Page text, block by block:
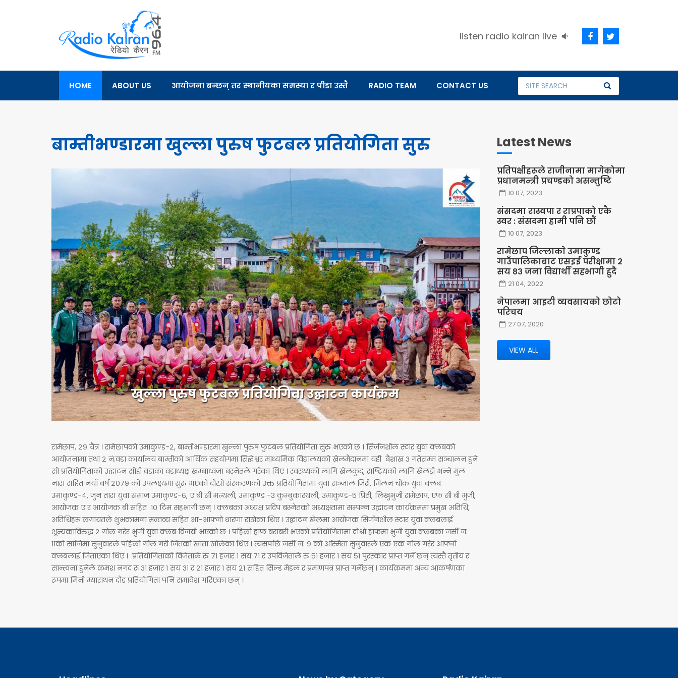
listen radio kairan live
HOME ABOUT US आयोजना बन्छन् तर स्थानीयका समस्या र पीडा उस्तै RADIO TEAM CONTACT US
बाम्तीभण्डारमा खुल्ला पुरुष फुटबल प्रतियोगिता सुरु
खुल्ला पुरुष फुटबल प्रतियोगिता उद्घाटन कार्यक्रम
रामेछाप, २९ चैत्र । रामेछापको उमाकुण्ड-२, बाम्तीभण्डारमा खुल्ला पुरुष फुटबल प्रतियोगिता सुरु भएको छ । सिर्जनशील स्टार युवा क्लबको
आयोजनामा तथा २ नं.वडा कार्यालय बाम्तीको आर्थिक सहयोगमा सिद्धेश्वर माध्यमिक विद्यालयको खेलमैदानमा यही बैशाख ३ गतेसम्म सञ्चालन हुने
सो प्रतियोगिताको उद्घाटन सोही वडाका वडाध्यक्ष खम्बाध्वजा बस्नेतले गरेका थिए । स्वस्थ्यको लागि खेलकुद, राष्ट्रियको लागि खेलडी भन्ने मुल
नारा सहित नयाँ बर्ष २०७९ को उपलक्ष्यमा सुरु भएको दोस्रो संस्करणको उक्त प्रतियोगितामा युवा सञ्जाल जिरी, मिलन चोक युवा क्लब
उमाकुण्ड-४, जुन तारा युवा समाज उमाकुण्ड-६, ए बी सी मन्थली, उमाकुण्ड -३ कुम्बुकास्थली, उमाकुण्ड-५ प्रिती, लिखुभुजी रामेछाप, एफ सी बी भुजी,
आयोजक ए र आयोजक बी सहित १० टिम सहभागी छन् । क्लबका अध्यक्ष प्रदिप बस्नेतको अध्यक्षतामा सम्पन्न उद्घाटन कार्यक्रममा प्रमुख अतिथि,
अतिथिहरू लगायतले शुभकामना मन्तव्य सहित आ–आफ्नो धारणा राखेका थिए । उद्घाटन खेलमा आयोजक सिर्जनशील स्टार युवा क्लबलाई
शून्यकाविरुद्ध २ गोल गरेर भुजी युवा क्लब विजयी भएको छ । पहिलो हाफ बराबरी भएको प्रतियोगितामा दोश्रो हाफमा भुजी युवा क्लबका जर्सी नं.
११को सानिमा सुनुवारले पहिलो गोल गरी जितको खाता खोलेका थिए । त्यसपछि जर्सी नं. ९ को अस्मिता सुनुवारले एक एक गोल गरेर आफ्नो
क्लबलाई जिताएका थिए । प्रतियोगिताको विजेताले रु ७१ हजार १ सय ७१ र उपविजेताले रु ५१ हजार १ सय ५१ पुरस्कार प्राप्त गर्ने छन् त्यस्तै तृतीय र
सान्त्वना हुनेले क्रमश नगद रू ३१ हजार १ सय ३१ र २१ हजार १ सय २१ सहित सिल्ड मेडल र प्रमाणपत्र प्राप्त गर्नेछन् । कार्यक्रममा अन्य आकर्षणका
रूपमा मिनी म्याराथन दौड प्रतियोगिता पनि समावेश गरिएका छन् ।
Latest News
प्रतिपक्षीहरूले राजीनामा मागेकोमा
प्रधानमन्त्री प्रचण्डको असन्तुष्टि
10 07, 2023
संसदमा रास्वपा र राप्रपाको एकै
स्वर : संसदमा हामी पनि छौं
10 07, 2023
रामेछाप जिल्लाकाे उमाकुण्ड
गाउँपालिकाबाट एसइई परीक्षामा २
सय ८३ जना विद्यार्थी सहभागी हुदै
21 04, 2022
नेपालमा आइटी व्यवसायको छोटो
परिचय
27 07, 2020
VIEW ALL